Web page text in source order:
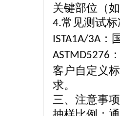
关键部位（
4.常见测试
ISTA1A/3A ：
ASTMD5276
客户自定义
求。
三、注意事项